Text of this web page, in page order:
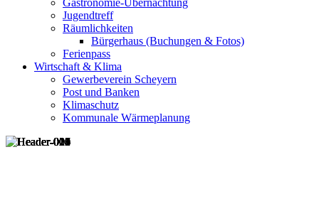
Gastronomie-Übernachtung
Jugendtreff
Räumlichkeiten
Bürgerhaus (Buchungen & Fotos)
Ferienpass
Wirtschaft & Klima
Gewerbeverein Scheyern
Post und Banken
Klimaschutz
Kommunale Wärmeplanung